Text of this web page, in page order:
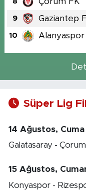
9 Gaziantep
10 Alanyaspor
Süper Lig
14 Ağustos, Cuma
Galatasaray -
15 Ağustos,
Konyaspor -